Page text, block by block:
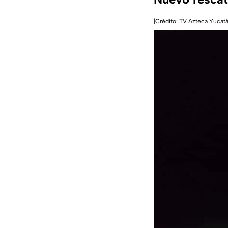
|Crédito: TV Azteca